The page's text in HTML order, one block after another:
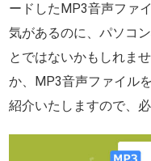
ードしたMP3音声ファ
気があるのに、パソコ
とではないかもしれま
か、MP3音声ファイル
紹介いたしますので、